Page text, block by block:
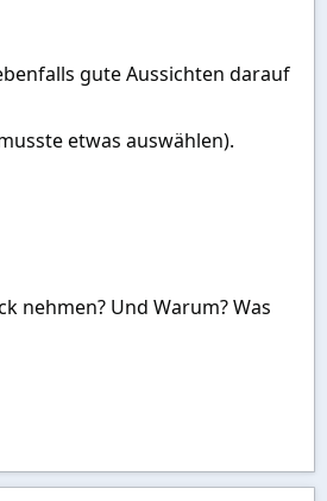
gute Aussichten darauf
etwas auswählen).
nehmen? Und Warum? Was